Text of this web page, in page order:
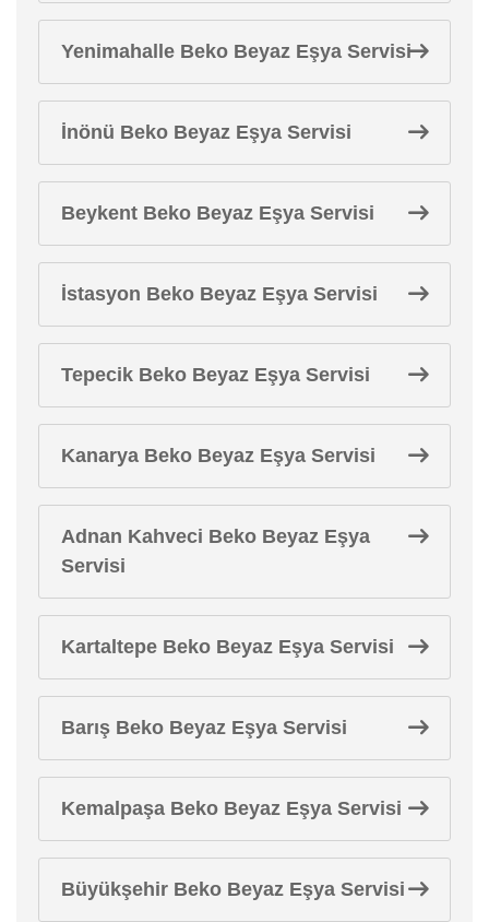
Yenimahalle Beko Beyaz Eşya Servisi
İnönü Beko Beyaz Eşya Servisi
Beykent Beko Beyaz Eşya Servisi
İstasyon Beko Beyaz Eşya Servisi
Tepecik Beko Beyaz Eşya Servisi
Kanarya Beko Beyaz Eşya Servisi
Adnan Kahveci Beko Beyaz Eşya
Servisi
Kartaltepe Beko Beyaz Eşya Servisi
Barış Beko Beyaz Eşya Servisi
Kemalpaşa Beko Beyaz Eşya Servisi
Büyükşehir Beko Beyaz Eşya Servisi